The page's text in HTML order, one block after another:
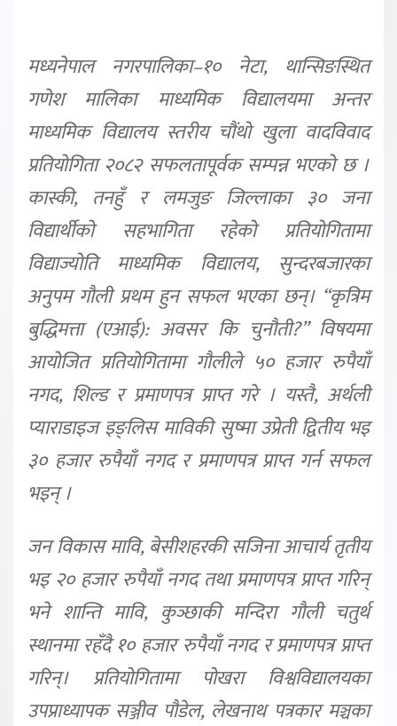
मध्यनेपाल नगरपालिका–१० नेटा, थान्सिङस्थित
गणेश मालिका माध्यमिक विद्यालयमा अन्तर
माध्यमिक विद्यालय स्तरीय चौंथो खुला वादविवाद
प्रतियोगिता २०८२ सफलतापूर्वक सम्पन्न भएको छ ।
कास्की, तनहुँ र लमजुङ जिल्लाका ३० जना
विद्यार्थीको सहभागिता रहेको प्रतियोगितामा
विद्याज्योति माध्यमिक विद्यालय, सुन्दरबजारका
अनुपम गौली प्रथम हुन सफल भएका छन्। “कृत्रिम
बुद्धिमत्ता (एआई): अवसर कि चुनौती?” विषयमा
आयोजित प्रतियोगितामा गौलीले ५० हजार रुपैयाँ
नगद, शिल्ड र प्रमाणपत्र प्राप्त गरे । यस्तै, अर्थली
प्याराडाइज इङ्लिस माविकी सुष्मा उप्रेती द्वितीय भइ
३० हजार रुपैयाँ नगद र प्रमाणपत्र प्राप्त गर्न सफल
भइन् ।
जन विकास मावि, बेसीशहरकी सजिना आचार्य तृतीय
भइ २० हजार रुपैयाँ नगद तथा प्रमाणपत्र प्राप्त गरिन्
भने शान्ति मावि, कुञ्छाकी मन्दिरा गौली चतुर्थ
स्थानमा रहँदै १० हजार रुपैयाँ नगद र प्रमाणपत्र प्राप्त
गरिन्। प्रतियोगितामा पोखरा विश्वविद्यालयका
उपप्राध्यापक सञ्जीव पौडेल, लेखनाथ पत्रकार मञ्चका